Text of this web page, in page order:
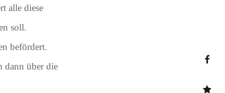
alle diese
soll.
befördert.
dann über die